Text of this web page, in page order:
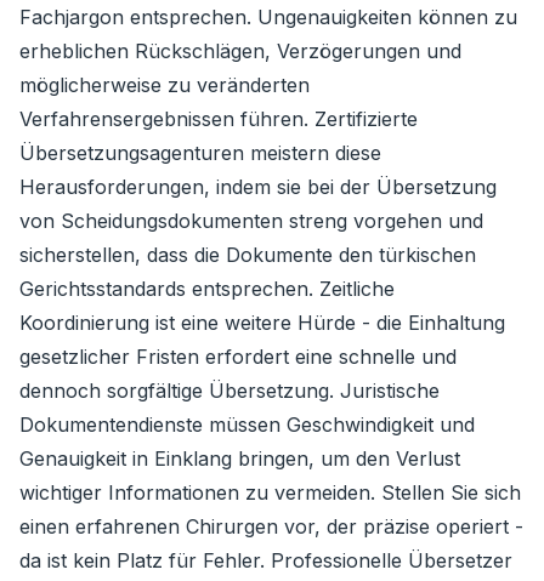
Fachjargon entsprechen. Ungenauigkeiten können zu
erheblichen Rückschlägen, Verzögerungen und
möglicherweise zu veränderten
Verfahrensergebnissen führen. Zertifizierte
Übersetzungsagenturen meistern diese
Herausforderungen, indem sie bei der Übersetzung
von Scheidungsdokumenten streng vorgehen und
sicherstellen, dass die Dokumente den türkischen
Gerichtsstandards entsprechen. Zeitliche
Koordinierung ist eine weitere Hürde - die Einhaltung
gesetzlicher Fristen erfordert eine schnelle und
dennoch sorgfältige Übersetzung. Juristische
Dokumentendienste müssen Geschwindigkeit und
Genauigkeit in Einklang bringen, um den Verlust
wichtiger Informationen zu vermeiden. Stellen Sie sich
einen erfahrenen Chirurgen vor, der präzise operiert -
da ist kein Platz für Fehler. Professionelle Übersetzer